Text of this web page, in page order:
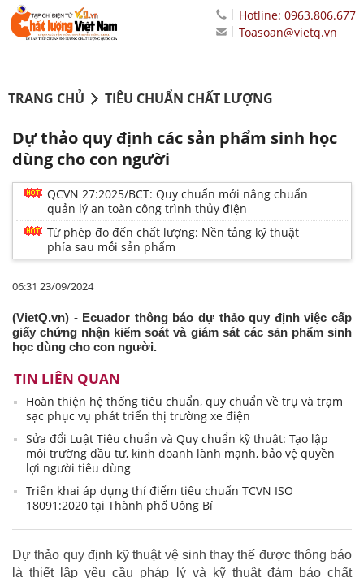
Hotline: 0963.806.677
Toasoan@vietq.vn
TRANG CHỦ TIÊU CHUẨN CHẤT LƯỢNG
Dự thảo quy định các sản phẩm sinh học
dùng cho con người
QCVN 27:2025/BCT: Quy chuẩn mới nâng chuẩn
quản lý an toàn công trình thủy điện
Từ phép đo đến chất lượng: Nền tảng kỹ thuật
phía sau mỗi sản phẩm
06:31 23/09/2024
(VietQ.vn) - Ecuador thông báo dự thảo quy định việc cấp
giấy chứng nhận kiểm soát và giám sát các sản phẩm sinh
học dùng cho con người.
TIN LIÊN QUAN
Hoàn thiện hệ thống tiêu chuẩn, quy chuẩn về trụ và trạm
sạc phục vụ phát triển thị trường xe điện
Sửa đổi Luật Tiêu chuẩn và Quy chuẩn kỹ thuật: Tạo lập
môi trường đầu tư, kinh doanh lành mạnh, bảo vệ quyền
lợi người tiêu dùng
Triển khai áp dụng thí điểm tiêu chuẩn TCVN ISO
18091:2020 tại Thành phố Uông Bí
Dự thảo quy định kỹ thuật vệ sinh thay thế được thông báo
là thiết lập yêu cầu pháp lý và kỹ thuật đảm bảo chất